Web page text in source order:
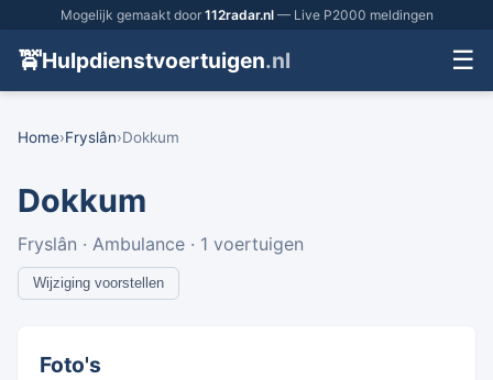
Mogelijk gemaakt door 112radar.nl— Live P2000 meldingen
🚖Hulpdienstvoertuigen.nl ☰
Home›Fryslân›Dokkum
Dokkum
Fryslân · Ambulance · 1 voertuigen
Wijziging voorstellen
Foto's